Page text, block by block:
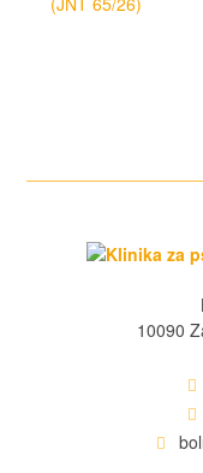
10090